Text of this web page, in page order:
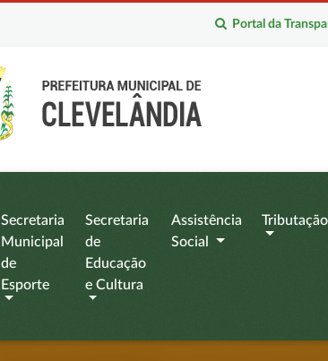
Portal da
Secretaria
Municipal
de
Esporte
Secretaria
de
Educação
e Cultura
Assistência
Social
Tributação